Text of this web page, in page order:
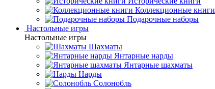
Коллекционные книги
Подарочные наборы
Настольные игры
Настольные игры
Шахматы
Янтарные нарды
Янтарные шахматы
Нарды
Солонобль